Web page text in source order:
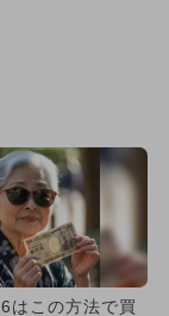
はこの方法で買